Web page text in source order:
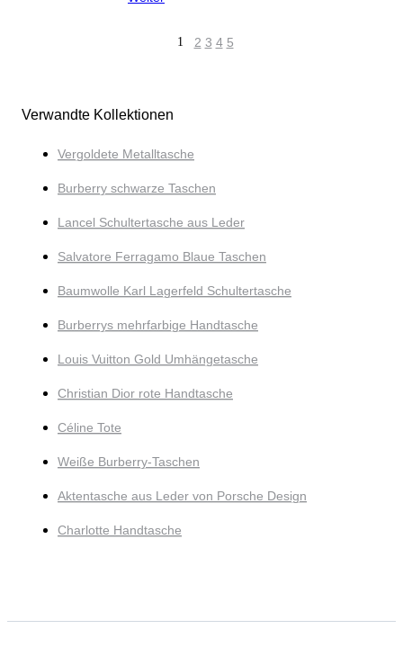
1 2 3 4 5
Verwandte Kollektionen
Vergoldete Metalltasche
Burberry schwarze Taschen
Lancel Schultertasche aus Leder
Salvatore Ferragamo Blaue Taschen
Baumwolle Karl Lagerfeld Schultertasche
Burberrys mehrfarbige Handtasche
Louis Vuitton Gold Umhängetasche
Christian Dior rote Handtasche
Céline Tote
Weiße Burberry-Taschen
Aktentasche aus Leder von Porsche Design
Charlotte Handtasche